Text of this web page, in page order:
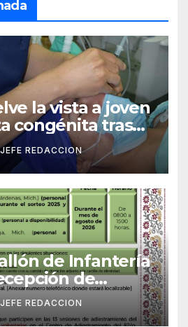
la vista a joven
congénita tras
visual
JEFE REDACCION
de Infantería
de
para obtener La
Militar
JEFE REDACCION